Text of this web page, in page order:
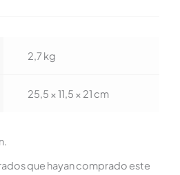
2,7 kg
25,5 × 11,5 × 21 cm
que hayan comprado este